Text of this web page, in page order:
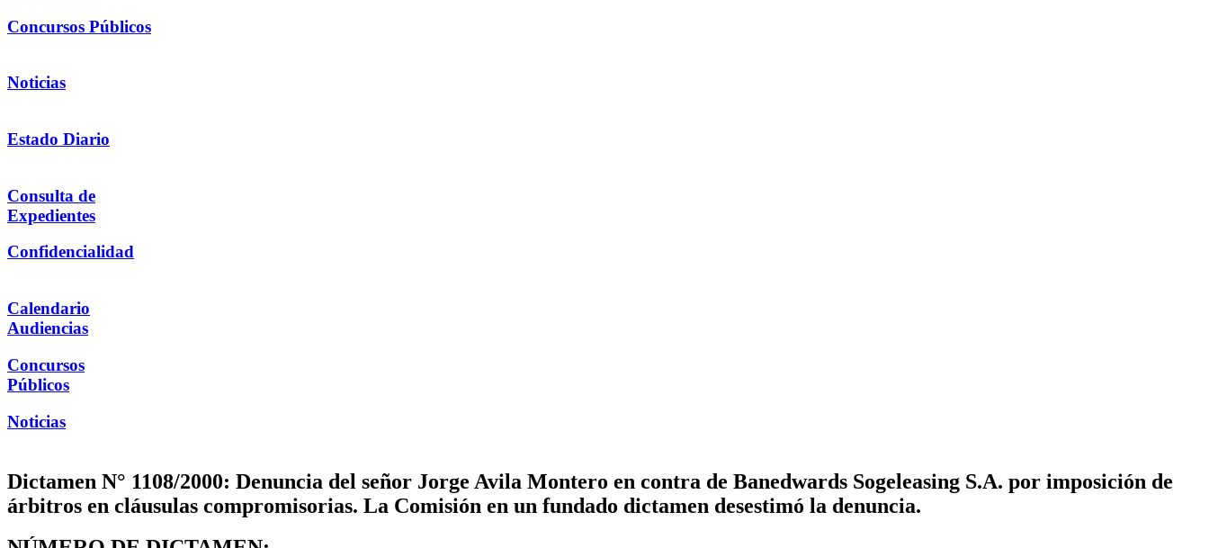
Concursos Públicos
Noticias
Estado Diario
Consulta de
Expedientes
Confidencialidad
Calendario
Audiencias
Concursos
Públicos
Noticias
Dictamen N° 1108/2000: Denuncia del señor Jorge Avila Montero en contra de Banedwards Sogeleasing S.A. por imposición de
árbitros en cláusulas compromisorias. La Comisión en un fundado dictamen desestimó la denuncia.